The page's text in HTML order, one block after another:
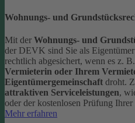
Wohnungs- und
Mit der Wohnungs- und
der DEVK sind Sie als
rechtlich abgesichert, wenn es z.
Vermieterin oder Ihrem
Eigentümergemeinschaft droht.
attraktiven Serviceleistungen,
oder der kostenlosen Prüfung
Mehr erfahren